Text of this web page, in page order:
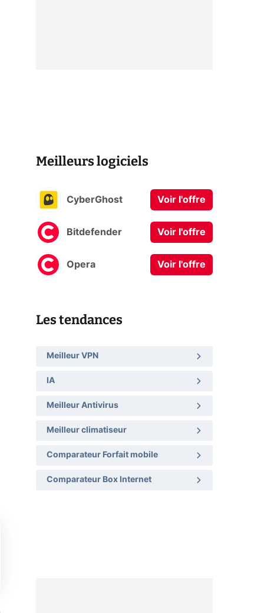
Meilleurs logiciels
CyberGhost Voir l'offre
Bitdefender Voir l'offre
Opera Voir l'offre
Les tendances
Meilleur VPN
IA
Meilleur Antivirus
Meilleur climatiseur
Comparateur Forfait mobile
Comparateur Box Internet